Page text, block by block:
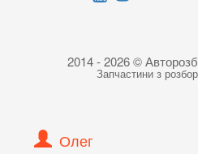
2014 - 2026 ©
Запчастини з
Олег